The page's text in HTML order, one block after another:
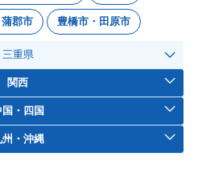
郡市 豊橋市・田原市
三重県
関西
国・四国
州・沖縄